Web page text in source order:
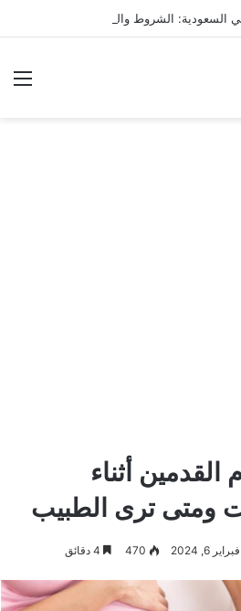
السعودية: الشروط والمزايا
أثناء
ومتى ترى الطبيب
فبراير 6, 2024 470